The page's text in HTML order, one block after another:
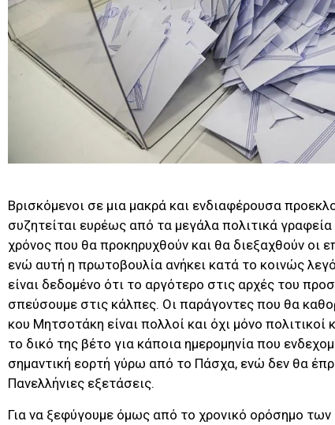
Βρισκόμενοι σε μια μακρά και ενδιαφέρουσα
συζητείται ευρέως από τα μεγάλα πολιτικά γραφεία
χρόνος που θα προκηρυχθούν και θα διεξαχθούν οι
ενώ αυτή η πρωτοβουλία ανήκει κατά το κοινώς
είναι δεδομένο ότι το αργότερο στις αρχές του
σπεύσουμε στις κάλπες. Οι παράγοντες που θα
κου Μητσοτάκη είναι πολλοί και όχι μόνο πολιτικοί
το δικό της βέτο για κάποια ημερομηνία που
σημαντική εορτή γύρω από το Πάσχα, ενώ δεν θα
Πανελλήνιες εξετάσεις.
Για να ξεφύγουμε όμως από το χρονικό ορόσημο